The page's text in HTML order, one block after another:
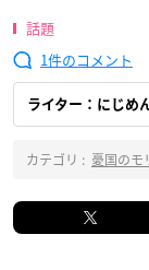
話題
1
ライター：にじめ
カテゴリ : 憂国のモ